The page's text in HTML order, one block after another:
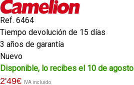
Ref. 6464
Tiempo devolución de 15 días
3 años de garantía
Nuevo
Disponible, lo recibes el 10 de agosto
2'49€ IVA incluido